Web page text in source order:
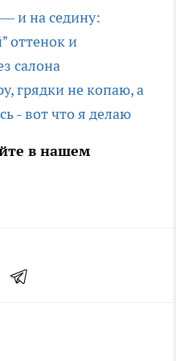
— и на седину:
оттенок и
салона
грядки не копаю, а
- вот что я делаю
в нашем